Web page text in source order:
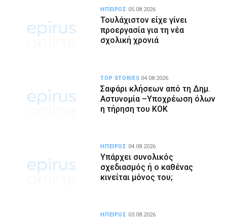
Τουλάχιστον είχε γίνει
προεργασία για τη νέα
σχολική χρονιά
ΗΠΕΙΡΟΣ 05.08.2026
Σαφάρι κλήσεων από τη Δημ.
Αστυνομία –Υποχρέωση όλων
η τήρηση του ΚΟΚ
TOP STORIES 04.08.2026
Υπάρχει συνολικός
σχεδιασμός ή ο καθένας
κινείται μόνος του;
ΗΠΕΙΡΟΣ 04.08.2026
ΗΠΕΙΡΟΣ 03.08.2026